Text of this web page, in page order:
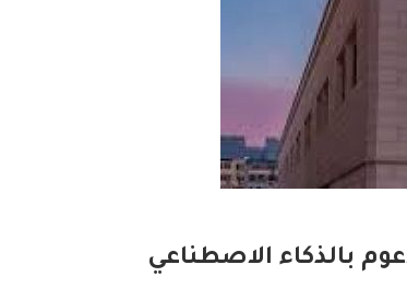
بالذكاء الاصطناعي